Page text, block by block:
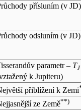
přísluním (v JD)
odsluním (v JD)
parametr – TJ
k Jupiteru)
přiblížení k Zemi
ze Země**)